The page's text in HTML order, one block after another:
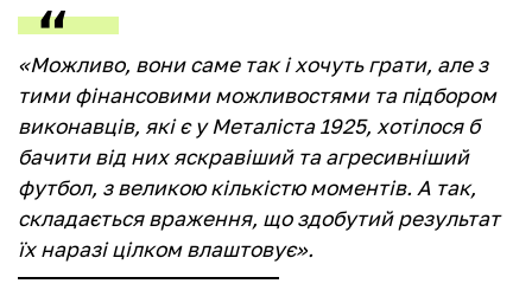
«Можливо, вони саме так і хочуть грати, але з
тими фінансовими можливостями та підбором
виконавців, які є у Металіста 1925, хотілося б
бачити від них яскравіший та агресивніший
футбол, з великою кількістю моментів. А так,
складається враження, що здобутий результат
їх наразі цілком влаштовує».